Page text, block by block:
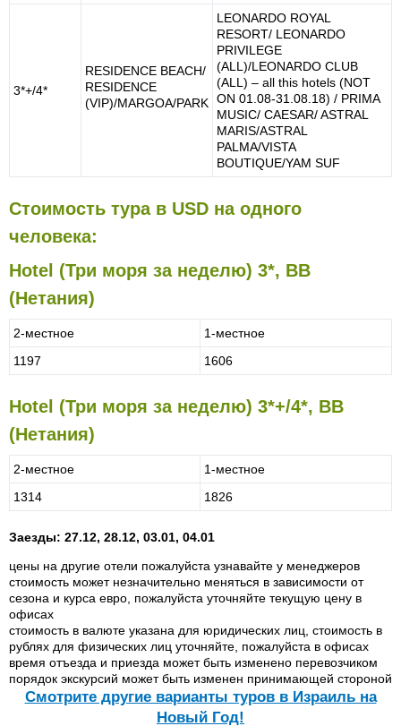
3*+/4*
RESIDENCE BEACH/
RESIDENCE
(VIP)/MARGOA/PARK
LEONARDO ROYAL
RESORT/ LEONARDO
PRIVILEGE
(ALL)/LEONARDO CLUB
(ALL) – all this hotels (NOT
ON 01.08-31.08.18) / PRIMA
MUSIC/ CAESAR/ ASTRAL
MARIS/ASTRAL
PALMA/VISTA
BOUTIQUE/YAM SUF
Стоимость тура в USD на одного
человека:
Hotel (Три моря за неделю) 3*, BB
(Нетания)
2-местное
1-местное
1197
1606
Hotel (Три моря за неделю) 3*+/4*, BB
(Нетания)
2-местное
1-местное
1314
1826
Заезды: 27.12, 28.12, 03.01, 04.01
цены на другие отели пожалуйста узнавайте у менеджеров
стоимость может незначительно меняться в зависимости от
сезона и курса евро, пожалуйста уточняйте текущую цену в
офисах
стоимость в валюте указана для юридических лиц, стоимость в
рублях для физических лиц уточняйте, пожалуйста в офисах
время отъезда и приезда может быть изменено перевозчиком
порядок экскурсий может быть изменен принимающей стороной
Cмотрите другие варианты туров в Израиль на
Новый Год!